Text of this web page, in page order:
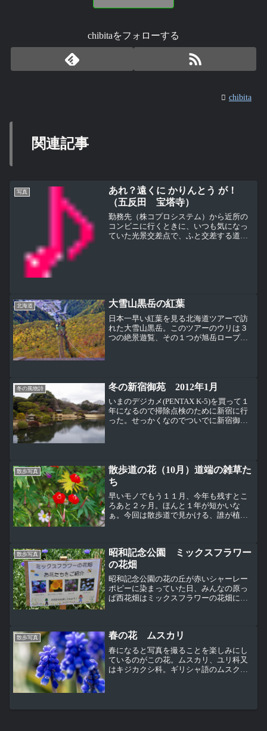
chibitaをフォローする
chibita
関連記事
写真
あれ？遠くに かりんとう が！
（五反田 宝塔寺）
勤務先（株コプロシステム）から近所の
コンビニに行くときに、いつも気になっ
ていた光景交差点で、ふと交差する道の
北海道 大雪山黒岳の紅葉
日本一早い紅葉を見る北海道ツアーで訪
れた大雪山黒岳。このツアーのウリは３
つの絶景遊覧、その１つが旭岳ロープー
冬の風物詩 冬の新宿御苑 2012年1月
いまのデジカメ(PENTAX K-5)を買って１
年になるので掃除点検のために新宿に行
った。せっかくなのでついでに新宿御苑
散歩写真
散歩道の花（10月）道端の雑草た
ち
早いモノでもう１１月、今年も残すとこ
ろあと２ヶ月。ほんと１年が短かいな
ぁ。今回は散歩道で見かける、誰が植え
る。ハゴロモルコウソウ、ヒ...
散歩写真
昭和記念公園 ミックスフラワー
の花畑
昭和記念公園の花の丘が赤いシャーレー
ポピーに染まっていた日、みんなの原っ
ぱ西花畑はミックスフラワーの花畑にな
にしては、珍しいパターンか...
散歩写真 春の花 ムスカリ
春になると写真を撮ることを楽しみにし
ているのがこの花。ムスカリ、ユリ科又
はキジカクシ科。ギリシャ語のムスクが